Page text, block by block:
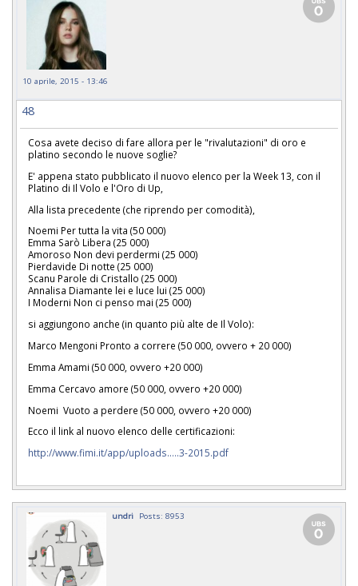
10 aprile, 2015 - 13:46
48
Cosa avete deciso di fare allora per le "rivalutazioni" di oro e
platino secondo le nuove soglie?
E' appena stato pubblicato il nuovo elenco per la Week 13, con il
Platino di Il Volo e l'Oro di Up,
Alla lista precedente (che riprendo per comodità),
Noemi Per tutta la vita (50 000)
Emma Sarò Libera (25 000)
Amoroso Non devi perdermi (25 000)
Pierdavide Di notte (25 000)
Scanu Parole di Cristallo (25 000)
Annalisa Diamante lei e luce lui (25 000)
I Moderni Non ci penso mai (25 000)
si aggiungono anche (in quanto più alte de Il Volo):
Marco Mengoni Pronto a correre (50 000, ovvero + 20 000)
Emma Amami (50 000, ovvero +20 000)
Emma Cercavo amore (50 000, ovvero +20 000)
Noemi Vuoto a perdere (50 000, ovvero +20 000)
Ecco il link al nuovo elenco delle certificazioni:
http://www.fimi.it/app/uploads.....3-2015.pdf
undri Posts: 8953